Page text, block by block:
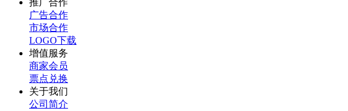
推广合作
广告合作
市场合作
LOGO下载
增值服务
商家会员
票点兑换
关于我们
公司简介